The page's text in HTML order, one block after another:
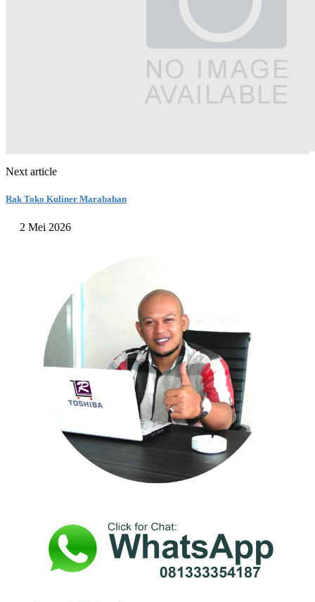
Next article
Rak Toko Kuliner Marabahan
2 Mei 2026